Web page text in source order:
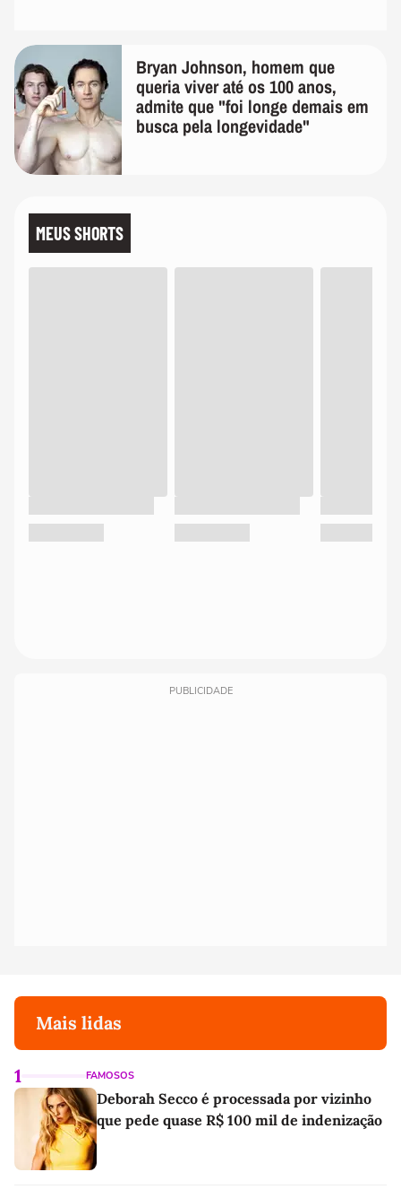
Bryan Johnson, homem que
queria viver até os 100 anos,
admite que "foi longe demais em
busca pela longevidade"
MEUS SHORTS
PUBLICIDADE
Mais lidas
1 FAMOSOS
Deborah Secco é processada por vizinho
que pede quase R$ 100 mil de indenização